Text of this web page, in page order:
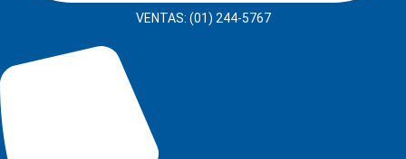
VENTAS: (01) 244-5767